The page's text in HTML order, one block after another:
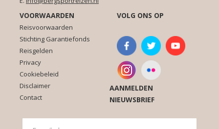
VOORWAARDEN
Reisvoorwaarden
Stichting Garantiefonds
Reisgelden
Privacy
Cookiebeleid
Disclaimer
Contact
VOLG ONS OP
AANMELDEN
NIEUWSBRIEF